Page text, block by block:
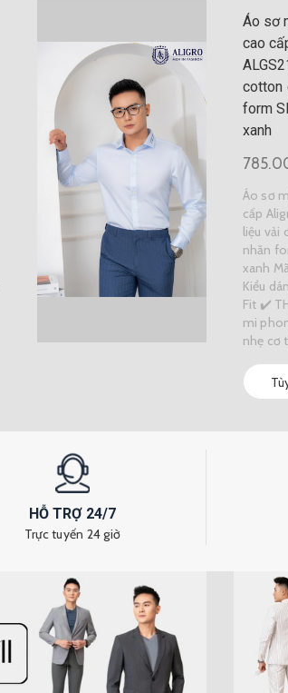
Áo sơ
cao
cotton
form
xanh
Áo sơ
cấp
liệu vải
nhăn
xanh
Kiểu
Fit ✔️
mi
nhẹ cơ
HỖ TRỢ 24/7
Trực tuyến 24 giờ